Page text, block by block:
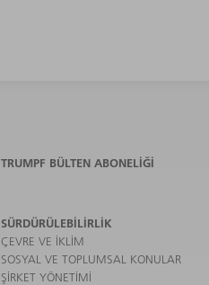
TRUMPF BÜLTEN ABONELIĞI
SÜRDÜRÜLEBILIRLIK
ÇEVRE VE IKLIM
SOSYAL VE TOPLUMSAL KONULAR
ŞIRKET YÖNETIMI